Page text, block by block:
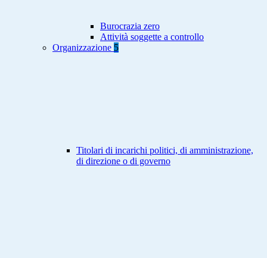
Burocrazia zero
Attività soggette a controllo
Organizzazione 5
Titolari di incarichi politici, di amministrazione,
di direzione o di governo